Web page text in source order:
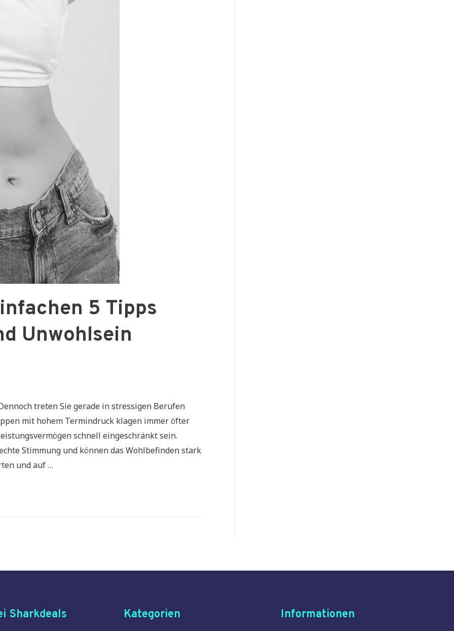
5 Tipps
Unwohlsein
treten Sie gerade in stressigen Berufen
mit hohem Termindruck klagen immer öfter
schnell eingeschränkt sein.
Stimmung und können das Wohlbefinden stark
und auf …
Sharkdeals Kategorien Informationen